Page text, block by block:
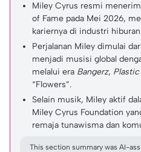
Miley Cyrus resmi
of Fame pada Mei 2026,
kariernya di industri
Perjalanan Miley dimulai
menjadi musisi global
melalui era Bangerz,
“Flowers”.
Selain musik, Miley aktif
Miley Cyrus Foundation
remaja tunawisma dan
This section summary was AI-